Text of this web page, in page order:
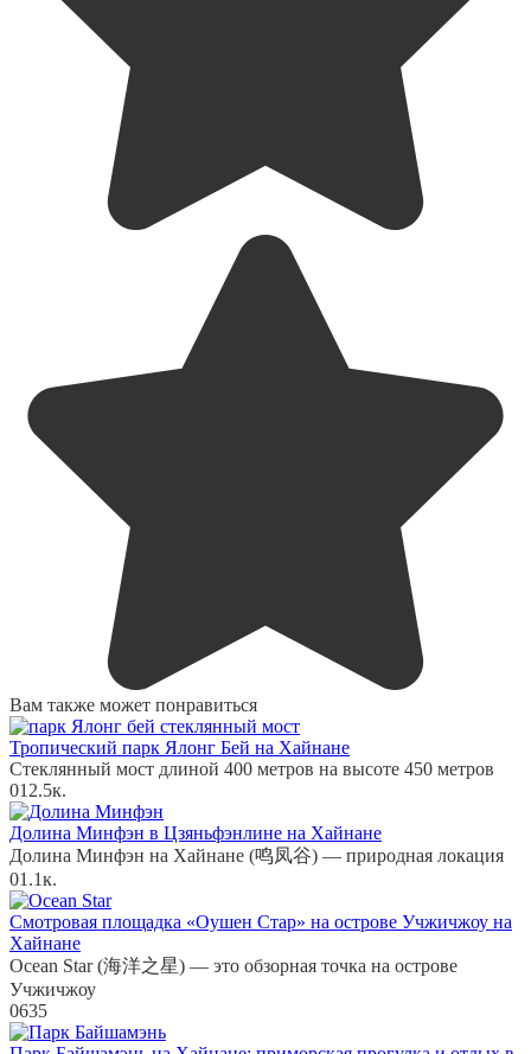
Вам также может понравиться
Тропический парк Ялонг Бей на Хайнане
Стеклянный мост длиной 400 метров на высоте 450 метров
012.5к.
Долина Минфэн в Цзяньфэнлине на Хайнане
Долина Минфэн на Хайнане (鸣凤谷) — природная локация
01.1к.
Смотровая площадка «Оушен Стар» на острове Учжичжоу на
Хайнане
Ocean Star (海洋之星) — это обзорная точка на острове
Учжичжоу
0635